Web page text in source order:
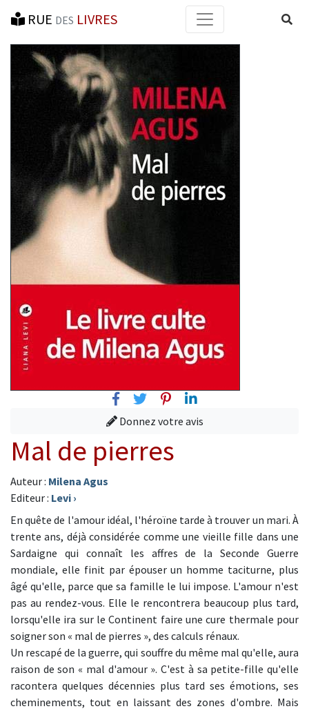
RUE DES LIVRES
FacebookTwitterPinterest
Linkedin
Donnez votre avis
Mal de pierres
Auteur : Milena Agus
Editeur : Levi ›
En quête de l'amour idéal, l'héroïne tarde à trouver un mari. À
trente ans, déjà considérée comme une vieille fille dans une
Sardaigne qui connaît les affres de la Seconde Guerre
mondiale, elle finit par épouser un homme taciturne, plus
âgé qu'elle, parce que sa famille le lui impose. L'amour n'est
pas au rendez-vous. Elle le rencontrera beaucoup plus tard,
lorsqu'elle ira sur le Continent faire une cure thermale pour
soigner son « mal de pierres », des calculs rénaux.
Un rescapé de la guerre, qui souffre du même mal qu'elle, aura
raison de son « mal d'amour ». C'est à sa petite-fille qu'elle
racontera quelques décennies plus tard ses émotions, ses
cheminements, tout en laissant des zones d'ombre. Mais